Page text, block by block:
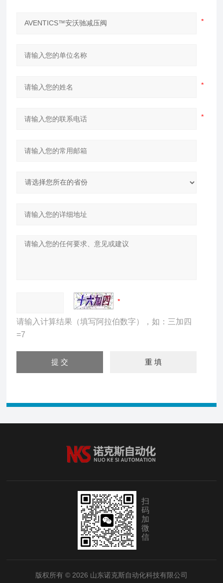
请输入计算结果（填写阿拉伯数字），如：三加四
=7
扫
码
加
微
信
版权所有 © 2026 山东诺克斯自动化科技有限公司